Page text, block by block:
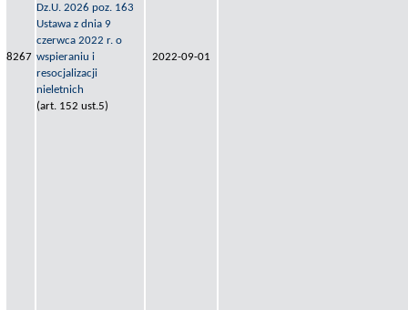
8267
Dz.U. 2026 poz. 163
Ustawa z dnia 9
czerwca 2022 r. o
wspieraniu i
resocjalizacji
nieletnich
(art. 152 ust.5)
2022-09-01